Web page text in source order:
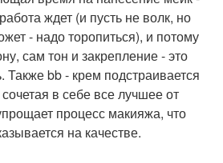
ждет (и пусть не волк, но
- надо торопиться), и потому
сам тон и закрепление - это
Также bb - крем подстраивается
в себе все лучшее от
процесс макияжа, что
на качестве.